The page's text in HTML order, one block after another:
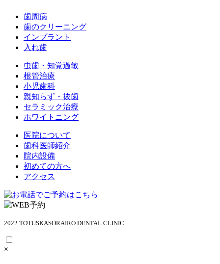
歯周病
歯のクリーニング
インプラント
入れ歯
虫歯・知覚過敏
根管治療
小児歯科
親知らず・抜歯
セラミック治療
ホワイトニング
医院について
歯科医師紹介
院内設備
初めての方へ
アクセス
2022 TOTUSKASORAIRO DENTAL CLINIC.
×